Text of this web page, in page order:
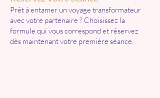
Prêt à entamer un voyage transformateur
avec votre partenaire ? Choisissez la
formule qui vous correspond et réservez
dès maintenant votre première séance.